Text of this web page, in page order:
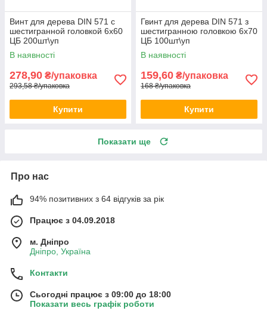
Винт для дерева DIN 571 с
шестигранной головкой 6х60
ЦБ 200шт\уп
В наявності
278,90 ₴/упаковка
293,58 ₴/упаковка
Купити
Гвинт для дерева DIN 571 з
шестигранною головкою 6х70
ЦБ 100шт\уп
В наявності
159,60 ₴/упаковка
168 ₴/упаковка
Купити
Показати ще
Про нас
94% позитивних з 64 відгуків за рік
Працює з 04.09.2018
м. Дніпро
Дніпро, Україна
Контакти
Сьогодні працює з 09:00 до 18:00
Показати весь графік роботи